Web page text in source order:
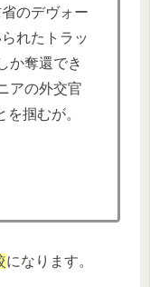
のデヴォー
れたトラッ
か奪還でき
アの外交官
掴むが。
になります。